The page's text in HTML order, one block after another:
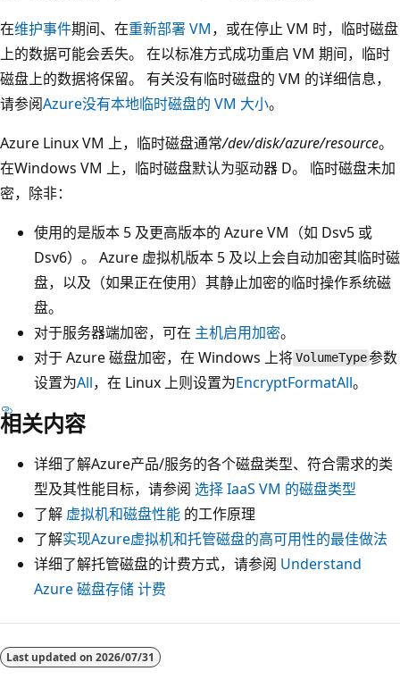
在维护事件期间、在重新部署 VM，或在停止 VM 时，临时磁盘
上的数据可能会丢失。 在以标准方式成功重启 VM 期间，临时
磁盘上的数据将保留。 有关没有临时磁盘的 VM 的详细信息，
请参阅Azure没有本地临时磁盘的 VM 大小。
Azure Linux VM 上，临时磁盘通常/dev/disk/azure/resource。
在Windows VM 上，临时磁盘默认为驱动器 D。 临时磁盘未加
密，除非：
使用的是版本 5 及更高版本的 Azure VM（如 Dsv5 或
Dsv6）。 Azure 虚拟机版本 5 及以上会自动加密其临时磁
盘，以及（如果正在使用）其静止加密的临时操作系统磁
盘。
对于服务器端加密，可在 主机启用加密。
对于 Azure 磁盘加密，在 Windows 上将VolumeType参数
设置为All，在 Linux 上则设置为EncryptFormatAll。
相关内容
详细了解Azure产品/服务的各个磁盘类型、符合需求的类
型及其性能目标，请参阅 选择 IaaS VM 的磁盘类型
了解 虚拟机和磁盘性能 的工作原理
了解实现Azure虚拟机和托管磁盘的高可用性的最佳做法
详细了解托管磁盘的计费方式，请参阅 Understand
Azure 磁盘存储 计费
Last updated on 2026/07/31